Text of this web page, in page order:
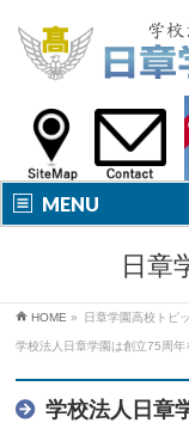
MENU
日章
HOME » 日章学園高校トピ
学校法人日章学園は創立75周年
学校法人日章